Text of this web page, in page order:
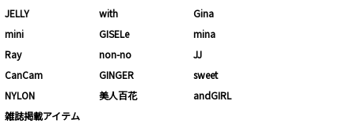
JELLY
with
Gina
mini
GISELe
mina
Ray
non-no
JJ
CanCam
GINGER
sweet
NYLON
美人百花
andGIRL
雑誌掲載アイテム